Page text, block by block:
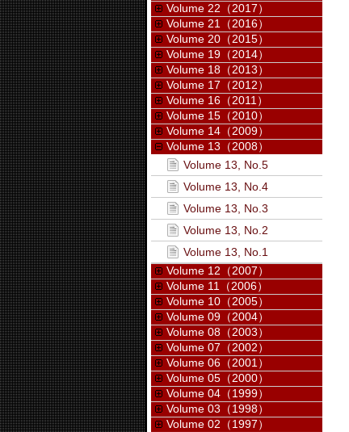
Volume 22（2017）
Volume 21（2016）
Volume 20（2015）
Volume 19（2014）
Volume 18（2013）
Volume 17（2012）
Volume 16（2011）
Volume 15（2010）
Volume 14（2009）
Volume 13（2008）
Volume 13, No.5
Volume 13, No.4
Volume 13, No.3
Volume 13, No.2
Volume 13, No.1
Volume 12（2007）
Volume 11（2006）
Volume 10（2005）
Volume 09（2004）
Volume 08（2003）
Volume 07（2002）
Volume 06（2001）
Volume 05（2000）
Volume 04（1999）
Volume 03（1998）
Volume 02（1997）